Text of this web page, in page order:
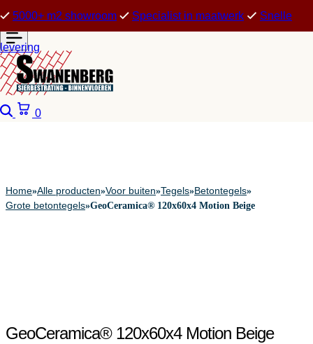
5000+ m2 showroom Specialist in maatwerk Snelle
levering
Zoeken
0
Home»Alle producten»Voor buiten»Tegels»Betontegels»
Grote betontegels»GeoCeramica® 120x60x4 Motion Beige
GeoCeramica® 120x60x4 Motion Beige